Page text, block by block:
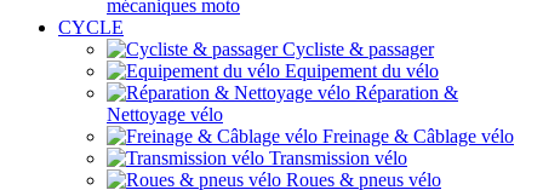
mécaniques moto
CYCLE
Cycliste & passager
Equipement du vélo
Réparation &
Nettoyage vélo
Freinage & Câblage vélo
Transmission vélo
Roues & pneus vélo